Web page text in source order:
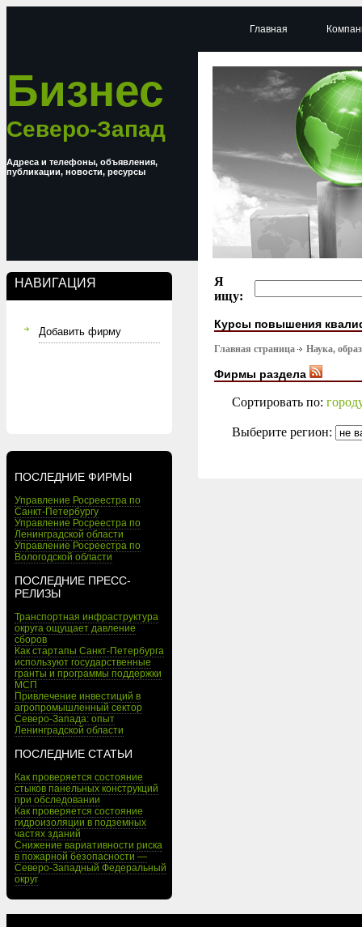
Бизнес
Северо-Запад
Адреса и телефоны, объявления,
публикации, новости, ресурсы
НАВИГАЦИЯ
Добавить фирму
ПОСЛЕДНИЕ ФИРМЫ
Управление Росреестра по
Санкт-Петербургу
Управление Росреестра по
Ленинградской области
Управление Росреестра по
Вологодской области
ПОСЛЕДНИЕ ПРЕСС-
РЕЛИЗЫ
Транспортная инфраструктура
округа ощущает давление
сборов
Как стартапы Санкт-Петербурга
используют государственные
гранты и программы поддержки
МСП
Привлечение инвестиций в
агропромышленный сектор
Северо-Запада: опыт
Ленинградской области
ПОСЛЕДНИЕ СТАТЬИ
Как проверяется состояние
стыков панельных конструкций
при обследовании
Как проверяется состояние
гидроизоляции в подземных
частях зданий
Снижение вариативности риска
в пожарной безопасности —
Северо-Западный Федеральный
округ
Главная
Я
ищу:
Курсы повышения
Главная страница Наука,
Фирмы раздела
Сортировать по:
Выберите регион: